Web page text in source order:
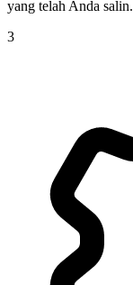
yang telah Anda salin.
3